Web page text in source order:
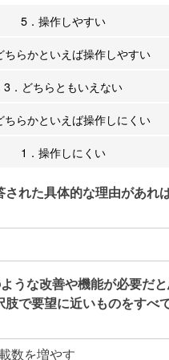
5．操作しやすい
ちらかといえば操作しやすい
3．どちらともいえない
ちらかといえば操作しにくい
1．操作しにくい
れた具体的な理由があれ
れた具体的な理由があれ
うな改善や機能が必要だ
で要望に近いものをすべ
数を増やす